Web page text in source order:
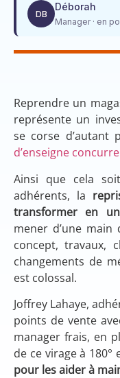
DB
Déborah
Manager · en
Reprendre un
représente un
se corse d’autant
d’enseigne
Ainsi que cela
adhérents, la
transformer en
mener d’une
concept, travaux,
changements de
est colossal.
Joffrey Lahaye,
points de vente
manager frais, en
de ce virage à 180°
pour les aider à